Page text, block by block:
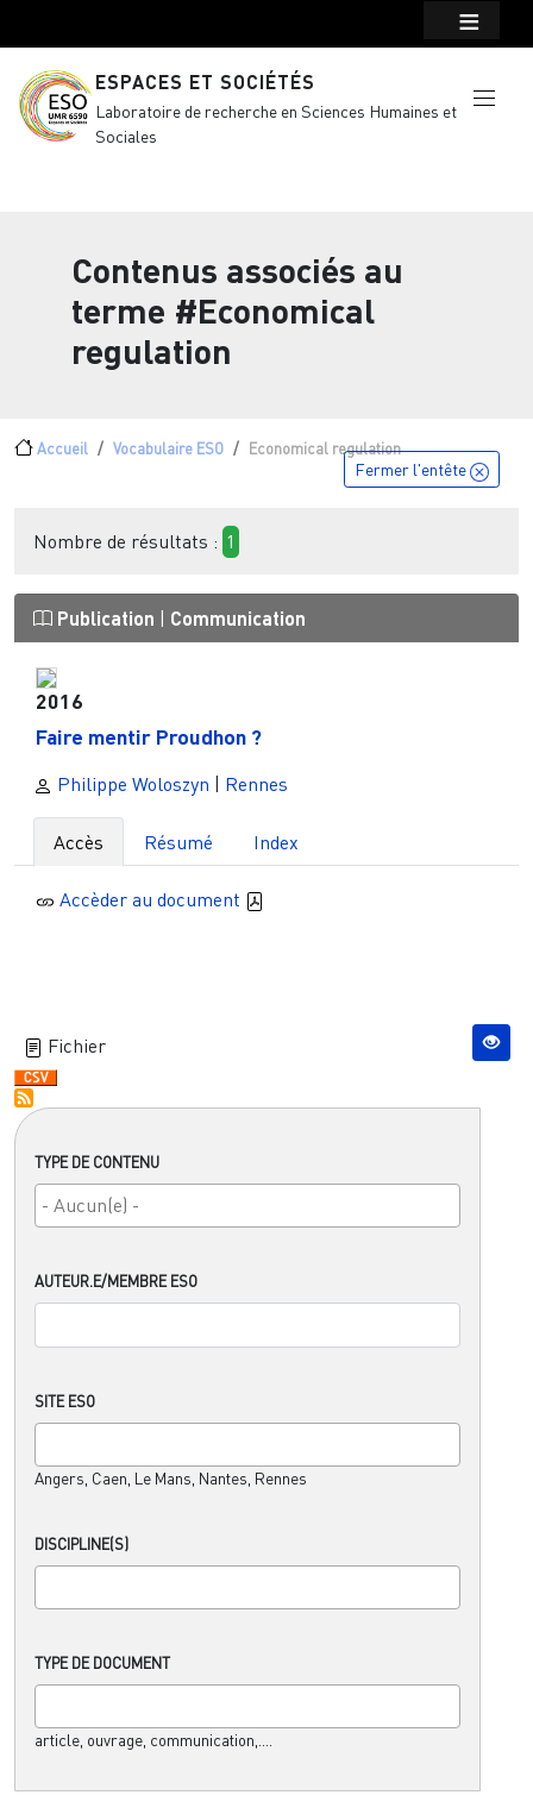
ESPACES ET SOCIÉTÉS
Laboratoire de recherche en Sciences Humaines et
Sociales
Contenus associés au
terme #Economical
regulation
Fil d'Ariane
Accueil Vocabulaire ESO Economical regulation
TYPE DE CONTENU
AUTEUR.E/MEMBRE ESO
SITE ESO
Angers, Caen, Le Mans, Nantes, Rennes
DISCIPLINE(S)
TYPE DE DOCUMENT
article, ouvrage, communication,....
Fermer l'entête
Nombre de résultats : 1
Publication Communication
2016
Faire mentir Proudhon ?
Philippe Woloszyn Rennes
Accès Résumé Index
Accèder au document
Fichier